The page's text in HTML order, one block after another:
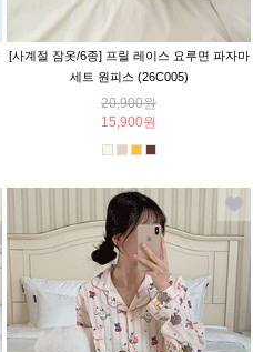
[사계절 잠옷/6종] 프릴 레이스 요루면 파자마
세트 원피스 (26C005)
20,900원
15,900원